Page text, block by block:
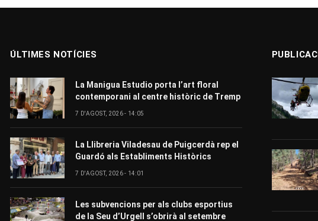
ÚLTIMES NOTÍCIES
La Manigua Estudio porta l’art floral
contemporani al centre històric de Tremp
7 D'AGOST, 2026 - 14:05
La Llibreria Viladesau de Puigcerdà rep el
Guardó als Establiments Històrics
7 D'AGOST, 2026 - 14:01
Les subvencions per als clubs esportius
de la Seu d’Urgell s’obrirà al setembre